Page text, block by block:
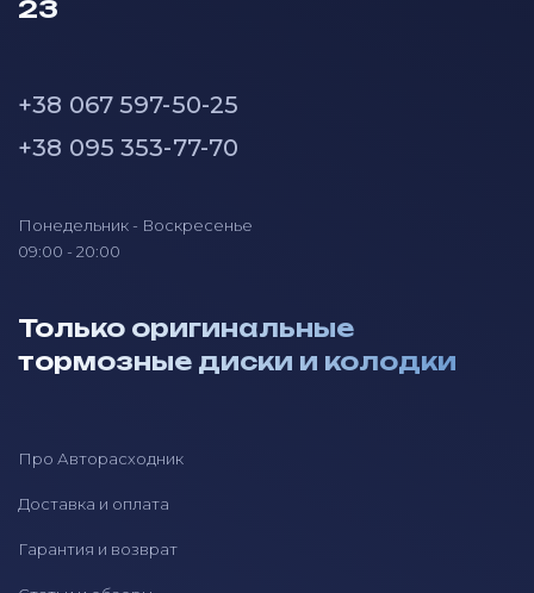
23
+38 067 597-50-25
+38 095 353-77-70
Понедельник - Воскресенье
09:00 - 20:00
Только оригинальные
тормозные диски и колодки
Про Авторасходник
Доставка и оплата
Гарантия и возврат